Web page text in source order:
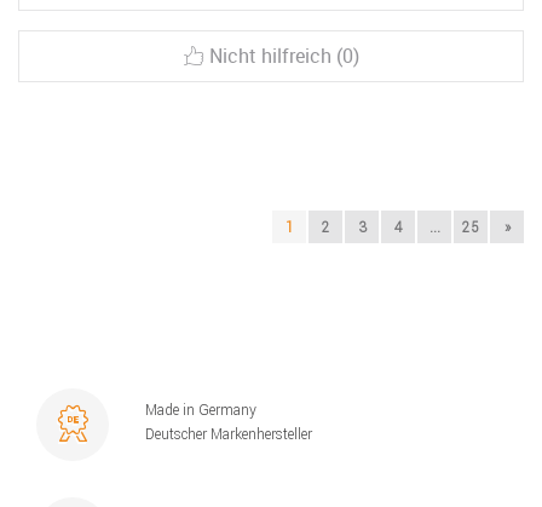
Nicht hilfreich (0)
1 2 3 4 ... 25 »
Made in Germany
Deutscher Markenhersteller